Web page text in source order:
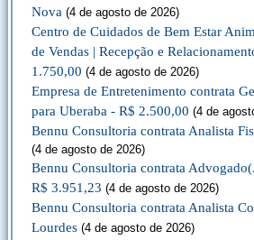
Nova (4 de agosto de 2026)
Centro de Cuidados de Bem Estar
de Vendas | Recepção e
1.750,00 (4 de agosto de 2026)
Empresa de Entretenimento contrata
para Uberaba - R$ 2.500,00 (4 de
Bennu Consultoria contrata Analista
(4 de agosto de 2026)
Bennu Consultoria contrata
R$ 3.951,23 (4 de agosto de 2026)
Bennu Consultoria contrata Analista
Lourdes (4 de agosto de 2026)